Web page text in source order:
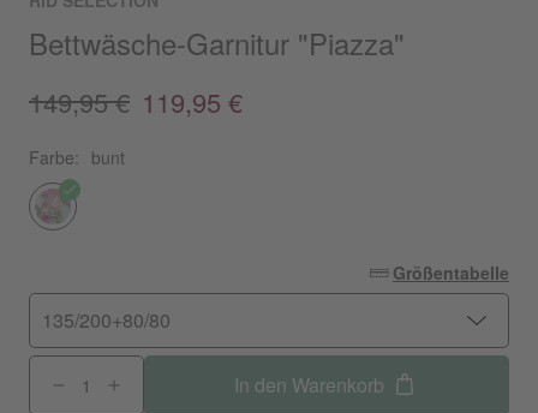
Bettwäsche-Garnitur "Piazza"
149,95 € 119,95 €
Farbe: bunt
Größentabelle
135/200+80/80
In den Warenkorb